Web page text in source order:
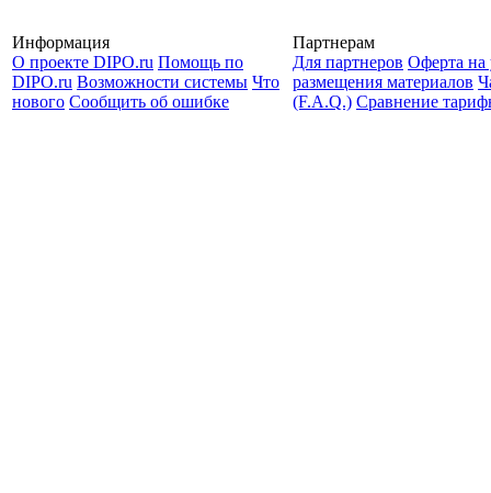
Информация
О проекте DIPO.ru Помощь по
DIPO.ru Возможности системы Что
нового Сообщить об ошибке
Партнерам
Для партнеров Оферта на
размещения материалов
(F.A.Q.) Cравнение